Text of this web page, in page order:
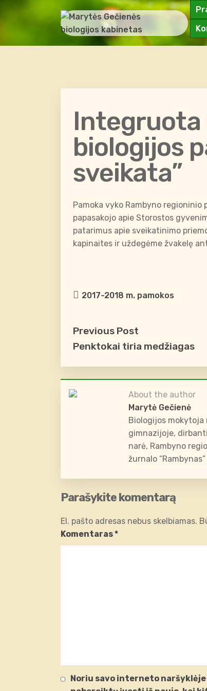
Integruota
biologijos
sveikata”
Pamoka vyko Rambyno
papasakojo apie Storostos
patarimus apie sveikatinimo
kapinaites ir uždegėme žvakelę
2017-2018 m. pamokos
Previous Post
Penktokai tiria medžiagas
About the author
Marytė Gečienė
Biologijos mokytoja
gimnazijoje,
narė, Rambyno
žurnalo
Parašykite komentarą
El. pašto adresas nebus skelbiamas.
Komentaras*
Noriu savo interneto